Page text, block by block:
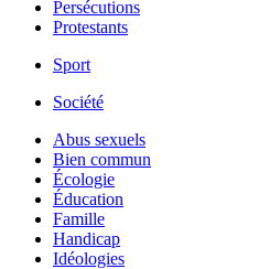
Persécutions
Protestants
Sport
Société
Abus sexuels
Bien commun
Écologie
Éducation
Famille
Handicap
Idéologies